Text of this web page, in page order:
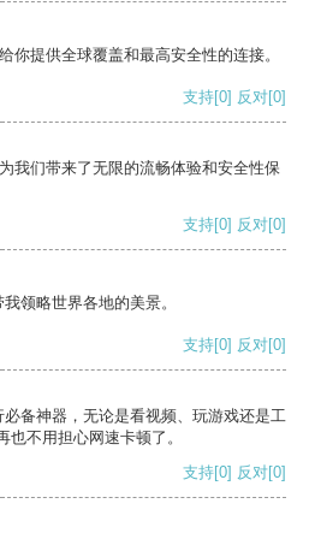
你提供全球覆盖和最高安全性的连接。
支持[0] 反对[0]
我们带来了无限的流畅体验和安全性保
支持[0] 反对[0]
领略世界各地的美景。
支持[0] 反对[0]
备神器，无论是看视频、玩游戏还是工
不用担心网速卡顿了。
支持[0] 反对[0]